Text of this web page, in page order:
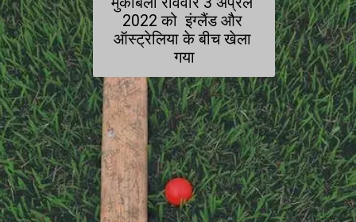
2022 को  इंग्लैंड और
ऑस्ट्रेलिया के बीच खेला
गया